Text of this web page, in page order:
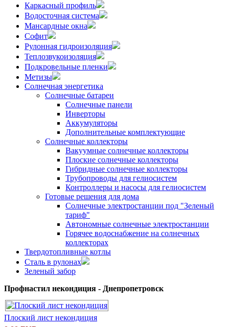
Каркасный профиль
Водосточная система
Мансардные окна
Софит
Рулонная гидроизоляция
Теплозвукоизоляция
Подкровельные пленки
Метизы
Солнечная энергетика
Солнечные батареи
Солнечные панели
Инверторы
Аккумуляторы
Дополнительные комплектующие
Солнечные коллекторы
Вакуумные солнечные коллекторы
Плоские солнечные коллекторы
Гибридные солнечные коллекторы
Трубопроводы для гелиосистем
Контроллеры и насосы для гелиосистем
Готовые решения для дома
Солнечные электростанции под "Зеленый
тариф"
Автономные солнечные электростанции
Горячее водоснабжение на солнечных
коллекторах
Твердотопливные котлы
Сталь в рулонах
Зеленый забор
Профнастил некондиция - Днепропетровск
Плоский лист некондиция